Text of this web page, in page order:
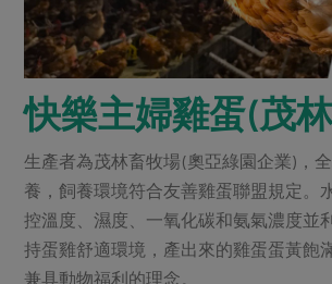
快樂主婦雞蛋(茂
生產者為茂林畜牧場(奧亞綠園企業)，
養，飼養環境符合友善雞蛋聯盟規定。
控溫度、濕度、一氧化碳和氨氣濃度並
持蛋雞舒適環境，產出來的雞蛋蛋黃飽
兼具動物福利的理念。